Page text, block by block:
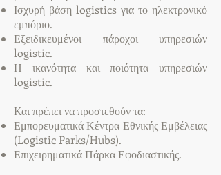
Ισχυρή βάση logistics για το ηλεκτρονικό
εμπόριο.
Εξειδικευμένοι πάροχοι υπηρεσιών
logistic.
Η ικανότητα και ποιότητα υπηρεσιών
logistic.
Και πρέπει να προστεθούν τα:
Εμπορευματικά Κέντρα Εθνικής Εμβέλειας
(Logistic Parks/Hubs).
Επιχειρηματικά Πάρκα Εφοδιαστικής.